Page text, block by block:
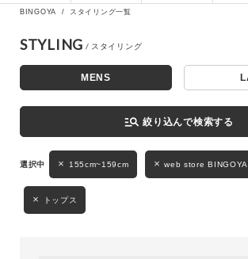
キーワード
性別
MENS LADIES
BINGOYA スタイリング一覧
STYLING
MENS
manage_search 絞り込んで検索する
155cm~159cm web store BINGOYA
トップス